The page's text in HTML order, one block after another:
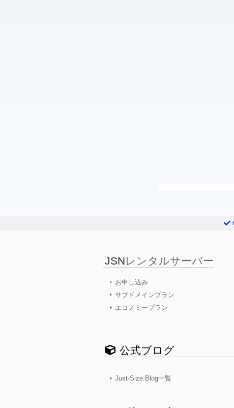
JSNレンタルサーバー
お申し込み
サブドメインプラン
エコノミープラン
公式ブログ
Just-Size.Blog一覧